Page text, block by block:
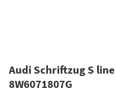
Audi Schriftzug S
8W6071807G